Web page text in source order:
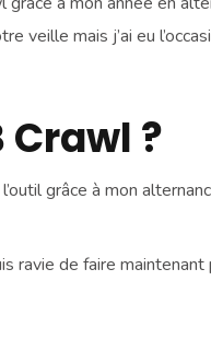
veille mais j’ai eu
Crawl ?
grâce à mon
ravie de faire